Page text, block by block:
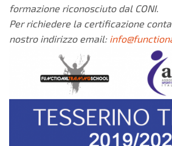
formazione riconosciuto dal CONI.
Per richiedere la certificazione
nostro indirizzo email: